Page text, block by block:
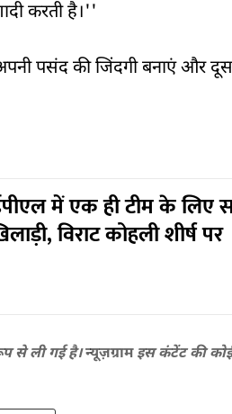
करती है।''
पसंद की जिंदगी बनाएं और
में एक ही टीम के लिए
विराट कोहली शीर्ष पर
से ली गई है।न्यूज़ग्रामइस कंटेंट की कोई